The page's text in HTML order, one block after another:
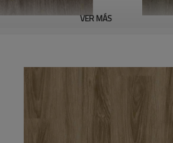
VER MÁS